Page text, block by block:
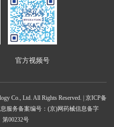
官方视频号
Co., Ltd. All Rights Reserved. | 京ICP备
服务备案编号：(京)网药械信息备字
第00232号